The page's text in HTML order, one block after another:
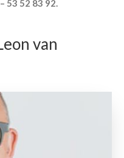
53 52 83 92.
van